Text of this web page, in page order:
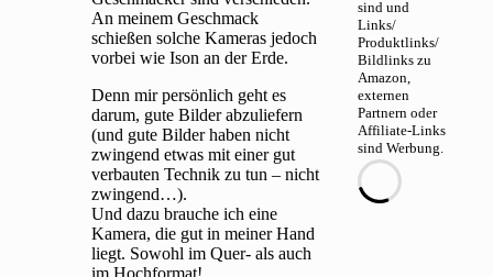
An meinem Geschmack
schießen solche Kameras jedoch
vorbei wie Ison an der Erde.
Denn mir persönlich geht es
darum, gute Bilder abzuliefern
(und gute Bilder haben nicht
zwingend etwas mit einer gut
verbauten Technik zu tun – nicht
zwingend…).
Und dazu brauche ich eine
Kamera, die gut in meiner Hand
liegt. Sowohl im Quer- als auch
im Hochformat!
sind und
Links/
Produktlinks/
Bildlinks zu
Amazon,
externen
Partnern oder
Affiliate-Links
sind Werbung.